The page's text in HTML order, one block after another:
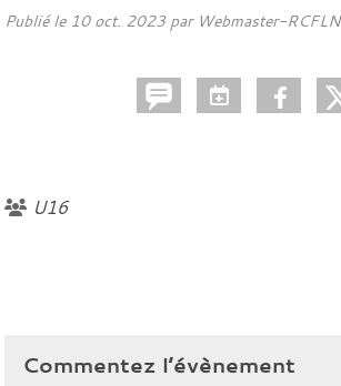
Publié le 10 oct. 2023par Webmaster-RCFLN
U16
Commentez l’évènement